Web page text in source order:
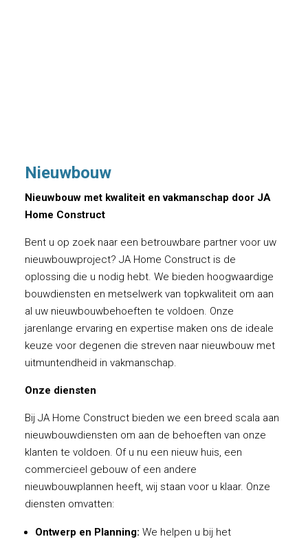
Nieuwbouw
Nieuwbouw met kwaliteit en vakmanschap door JA
Home Construct
Bent u op zoek naar een betrouwbare partner voor uw
nieuwbouwproject? JA Home Construct is de
oplossing die u nodig hebt. We bieden hoogwaardige
bouwdiensten en metselwerk van topkwaliteit om aan
al uw nieuwbouwbehoeften te voldoen. Onze
jarenlange ervaring en expertise maken ons de ideale
keuze voor degenen die streven naar nieuwbouw met
uitmuntendheid in vakmanschap.
Onze diensten
Bij JA Home Construct bieden we een breed scala aan
nieuwbouwdiensten om aan de behoeften van onze
klanten te voldoen. Of u nu een nieuw huis, een
commercieel gebouw of een andere
nieuwbouwplannen heeft, wij staan voor u klaar. Onze
diensten omvatten:
Ontwerp en Planning: We helpen u bij het